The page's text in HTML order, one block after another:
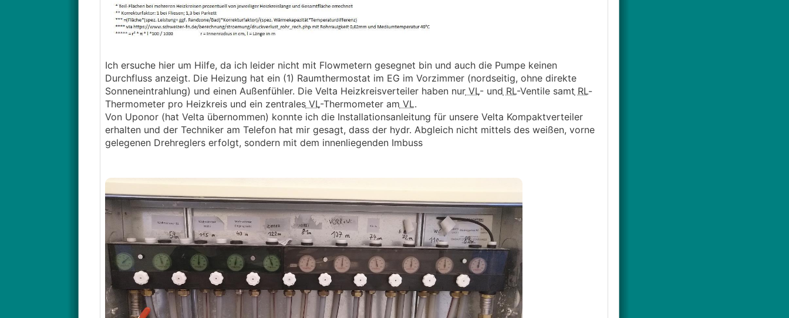
Ich ersuche hier um Hilfe, da ich leider nicht mit Flowmetern gesegnet bin und auch die Pumpe keinen
Durchfluss anzeigt. Die Heizung hat ein (1) Raumthermostat im EG im Vorzimmer (nordseitig, ohne direkte
Sonneneintrahlung) und einen Außenfühler. Die Velta Heizkreisverteiler haben nurVL- und RL-Ventile samt RL-
Thermometer pro Heizkreis und ein zentralesVL-Thermometer am VL.
Von Uponor (hat Velta übernommen) konnte ich die Installationsanleitung für unsere Velta Kompaktverteiler
erhalten und der Techniker am Telefon hat mir gesagt, dass der hydr. Abgleich nicht mittels des weißen, vorne
gelegenen Drehreglers erfolgt, sondern mit dem innenliegenden Imbuss